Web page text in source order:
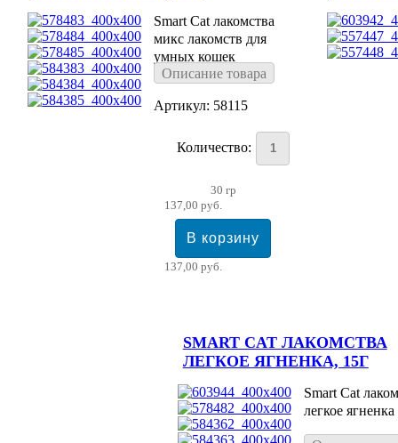
Smart Cat лакомства
микс лакомств для
умных кошек
Описание товара
Артикул: 58115
Количество:
30 гр
137,00 руб.
137,00 руб.
SMART CAT ЛАКОМСТВА
ЛЕГКОЕ ЯГНЕНКА, 15Г
Smart Cat
легкое ягненка